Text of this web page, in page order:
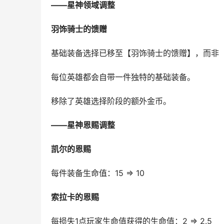
——星神领域调整
羽饰骑士的馈赠
基础装备选择已移至【羽饰骑士的馈赠】，而非
每位英雄都会自带一件独特的基础装备。
移除了英雄选择阶段的额外金币。
——星神恩赐调整
凯尔的恩赐
每件装备生命值：15 ⇒ 10
索拉卡的恩赐
每损失1点玩家生命值获得的生命值：2 ⇒ 2.5